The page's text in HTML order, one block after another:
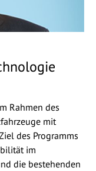
Rahmen des
mit
des Programms
im
die bestehenden